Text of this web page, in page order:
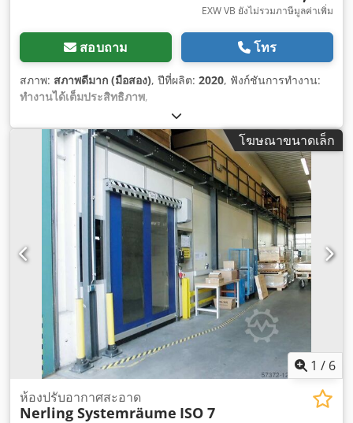
EXW VB ยังไม่รวมภาษีมูลค่าเพิ่ม
สอบถาม โทร
สภาพ: สภาพดีมาก (มือสอง), ปีที่ผลิต: 2020, ฟังก์ชันการทำงาน:
ทำงานได้เต็มประสิทธิภาพ,
โฆษณาขนาดเล็ก
1 / 6
ห้องปรับอากาศสะอาด
Nerling Systemräume ISO 7